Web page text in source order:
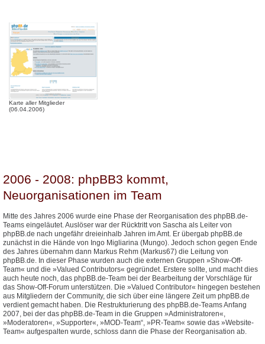
Karte aller Mitglieder
(06.04.2006)
2006 - 2008: phpBB3 kommt,
Neuorganisationen im Team
Mitte des Jahres 2006 wurde eine Phase der Reorganisation des phpBB.de-
Teams eingeläutet. Auslöser war der Rücktritt von Sascha als Leiter von
phpBB.de nach ungefähr dreieinhalb Jahren im Amt. Er übergab phpBB.de
zunächst in die Hände von Ingo Migliarina (Mungo). Jedoch schon gegen Ende
des Jahres übernahm dann Markus Rehm (Markus67) die Leitung von
phpBB.de. In dieser Phase wurden auch die externen Gruppen »Show-Off-
Team« und die »Valued Contributors« gegründet. Erstere sollte, und macht dies
auch heute noch, das phpBB.de-Team bei der Bearbeitung der Vorschläge für
das Show-Off-Forum unterstützen. Die »Valued Contributor« hingegen bestehen
aus Mitgliedern der Community, die sich über eine längere Zeit um phpBB.de
verdient gemacht haben. Die Restrukturierung des phpBB.de-Teams Anfang
2007, bei der das phpBB.de-Team in die Gruppen »Administratoren«,
»Moderatoren«, »Supporter«, »MOD-Team“, »PR-Team« sowie das »Website-
Team« aufgespalten wurde, schloss dann die Phase der Reorganisation ab.